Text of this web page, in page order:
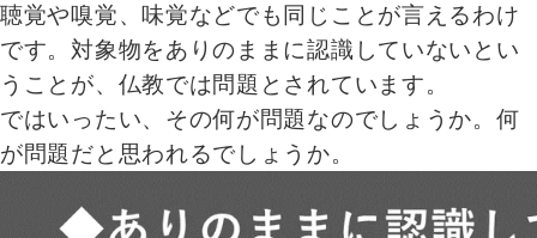
聴覚や嗅覚、味覚などでも同じことが言えるわけ
です。対象物をありのままに認識していないとい
うことが、仏教では問題とされています。
ではいったい、その何が問題なのでしょうか。何
が問題だと思われるでしょうか。